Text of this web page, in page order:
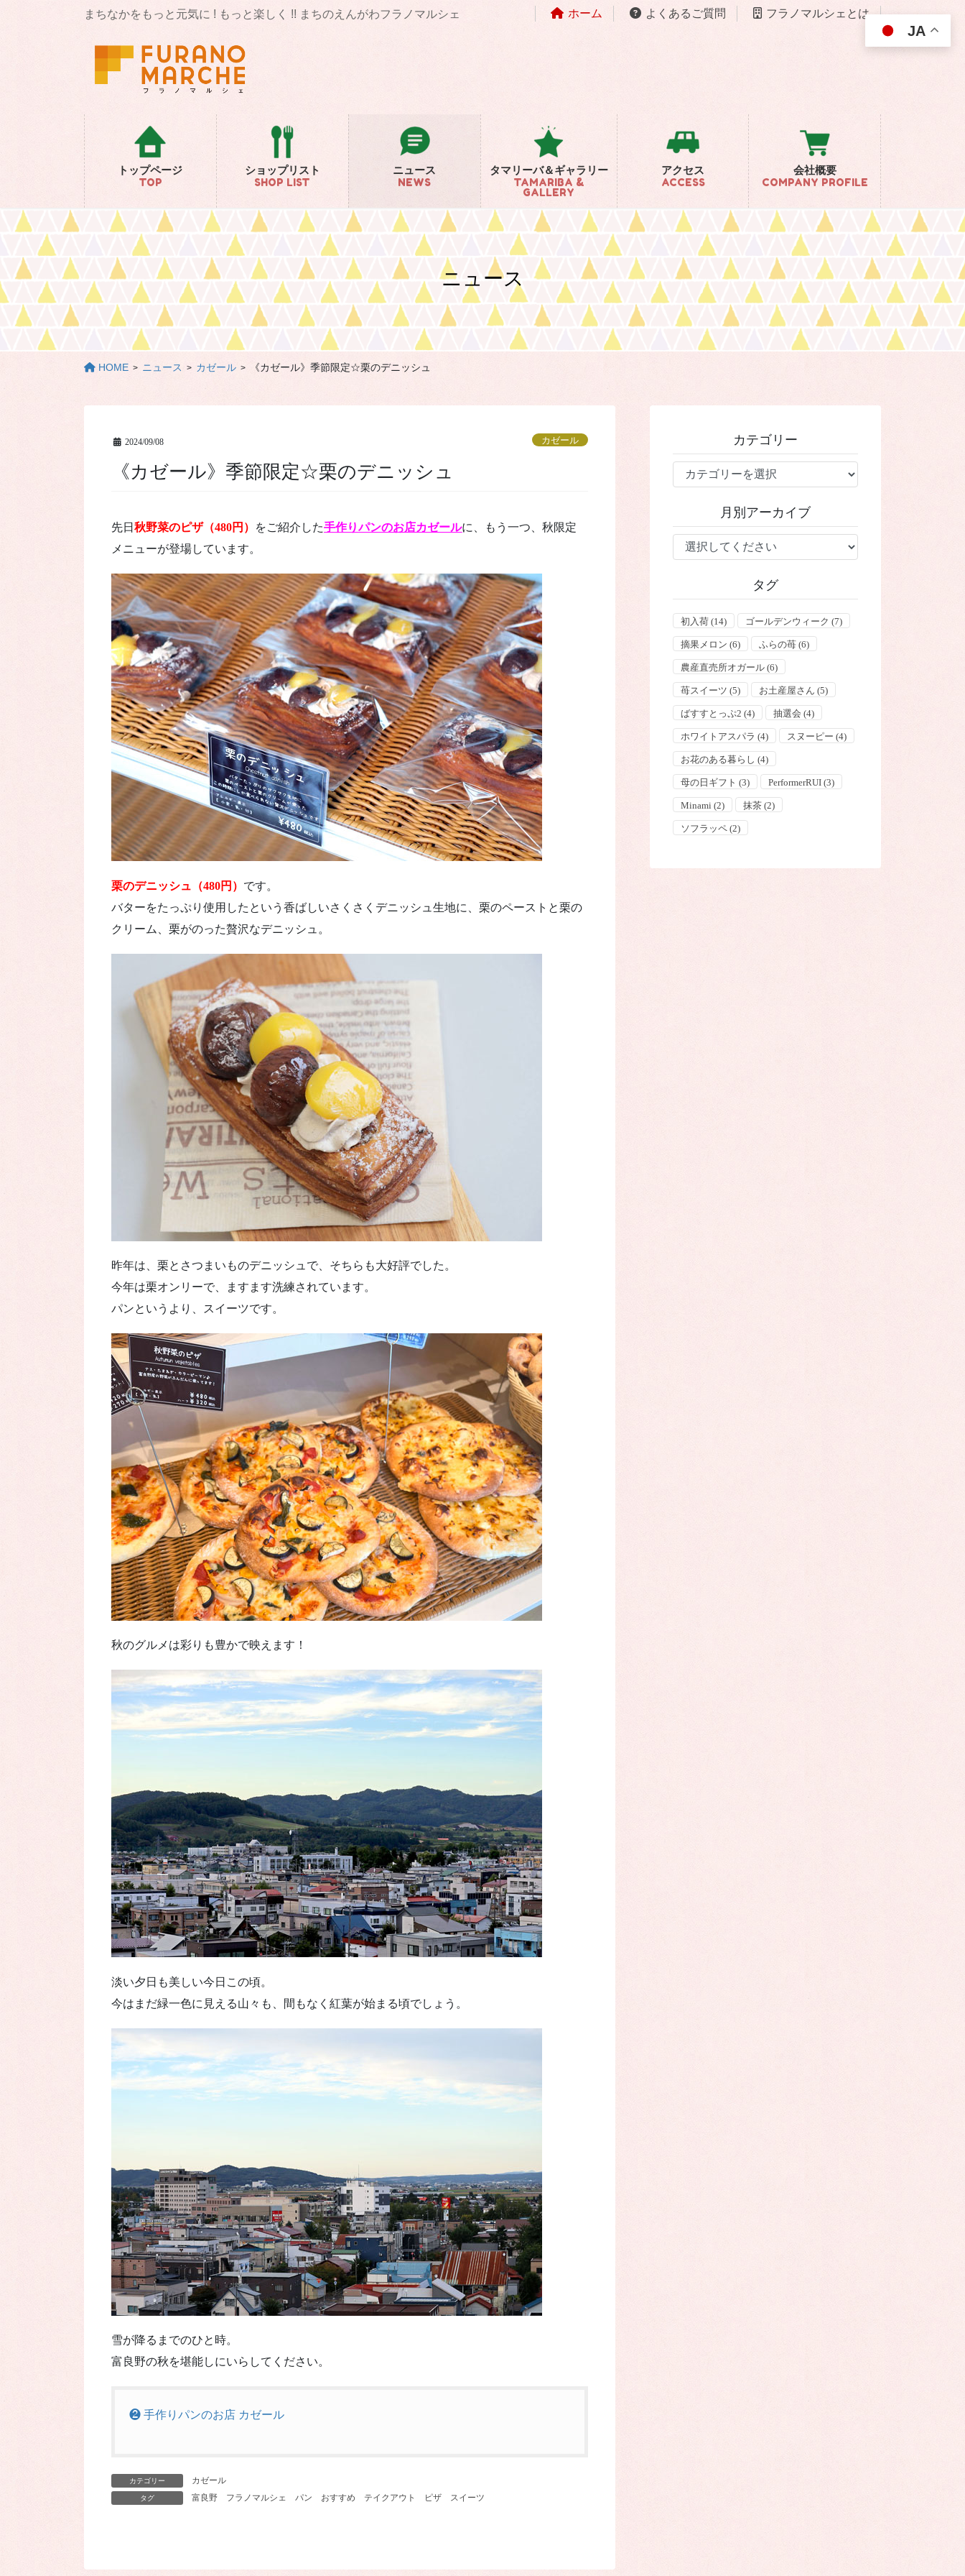
まちなかをもっと元気に ! もっと楽しく !! まちのえんがわフラノマルシェ ホーム よくあるご質問 フラノマルシェとは
トップページ
TOP
ショップリスト
SHOP LIST
ニュース
NEWS
タマリーバ＆ギャラリー
TAMARIBA &
GALLERY
アクセス
ACCESS
会社概要
COMPANY PROFILE
ニュース
HOME ニュース カゼール 《カゼール》季節限定☆栗のデニッシュ
2024/09/08 カゼール
《カゼール》季節限定☆栗のデニッシュ
先日秋野菜のピザ（480円） をご紹介した手作りパンのお店カゼールに、もう一つ、秋限定
メニューが登場しています。
栗のデニッシュ（480円） です。
バターをたっぷり使用したという香ばしいさくさくデニッシュ生地に、栗のペーストと栗の
クリーム、栗がのった贅沢なデニッシュ。
昨年は、栗とさつまいものデニッシュで、そちらも大好評でした。
今年は栗オンリーで、ますます洗練されています。
パンというより、スイーツです。
秋のグルメは彩りも豊かで映えます！
淡い夕日も美しい今日この頃。
今はまだ緑一色に見える山々も、間もなく紅葉が始まる頃でしょう。
雪が降るまでのひと時。
富良野の秋を堪能しにいらしてください。
❷ 手作りパンのお店 カゼール
カテゴリー カゼール
タグ 富良野 フラノマルシェ パン おすすめ テイクアウト ピザ スイーツ
カテゴリー
テ
ー
月別アーカイブ
タグ
初入荷 (14) ゴールデンウィーク (7)
摘果メロン (6) ふらの苺 (6)
農産直売所オガール (6)
苺スイーツ (5) お土産屋さん (5)
ばすすとっぷ2 (4) 抽選会 (4)
ホワイトアスパラ (4) スヌーピー (4)
お花のある暮らし (4)
母の日ギフト (3) PerformerRUI (3)
Minami (2) 抹茶 (2)
ソフラッペ (2)
JA